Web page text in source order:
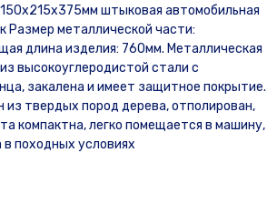
150х215х375мм штыковая автомобильная
Размер металлической части:
длина изделия: 760мм. Металлическая
высокоуглеродистой стали с
закалена и имеет защитное покрытие.
из твердых пород дерева, отполирован,
компактна, легко помещается в машину,
походных условиях